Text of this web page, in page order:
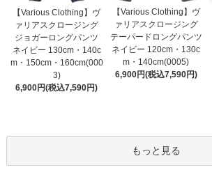
【Various Clothing】ヴ
ァリアスクロージング
ジョガーロングパンツ
ネイビー 130cm・140c
m・150cm・160cm(000
3)
6,900円(税込7,590円)
【Various Clothing】ヴ
ァリアスクロージング
テーパードロングパンツ
ネイビー 120cm・130c
m・140cm(0005)
6,900円(税込7,590円)
もっと見る